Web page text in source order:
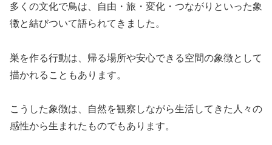
多くの文化で鳥は、自由・旅・変化・つながりといった象
徴と結びついて語られてきました。
巣を作る行動は、帰る場所や安心できる空間の象徴として
描かれることもあります。
こうした象徴は、自然を観察しながら生活してきた人々の
感性から生まれたものでもあります。